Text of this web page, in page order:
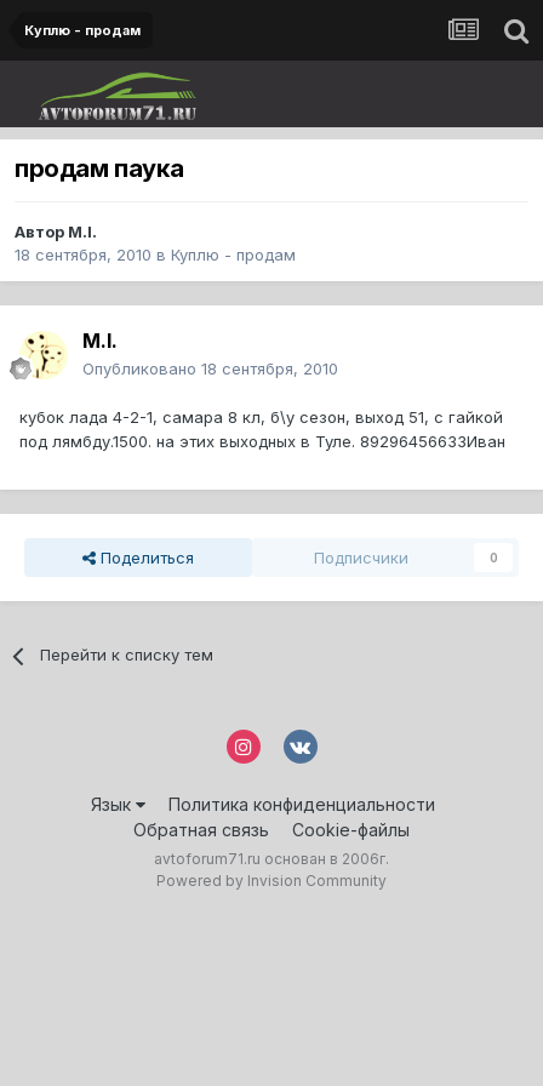
Куплю - продам
продам паука
Автор M.I.
18 сентября, 2010 в Куплю - продам
M.I.
Опубликовано 18 сентября, 2010
кубок лада 4-2-1, самара 8 кл, б\у сезон, выход 51, с гайкой
под лямбду.1500. на этих выходных в Туле. 89296456633Иван
Поделиться Подписчики 0
Перейти к списку тем
Язык
Политика конфиденциальности
Обратная связь
Cookie-файлы
avtoforum71.ru основан в 2006г.
Powered by Invision Community